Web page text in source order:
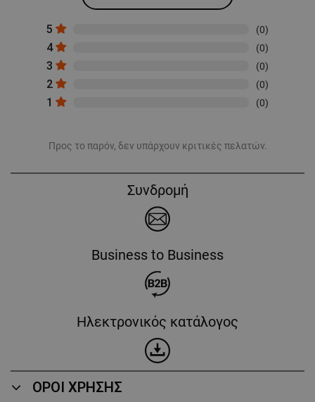
5 (0)
4 (0)
3 (0)
2 (0)
1 (0)
Προς το παρόν, δεν υπάρχουν κριτικές πελατών.
Συνδρομή
Business to Business
Ηλεκτρονικός κατάλογος
ΟΡΟΙ ΧΡΗΣΗΣ